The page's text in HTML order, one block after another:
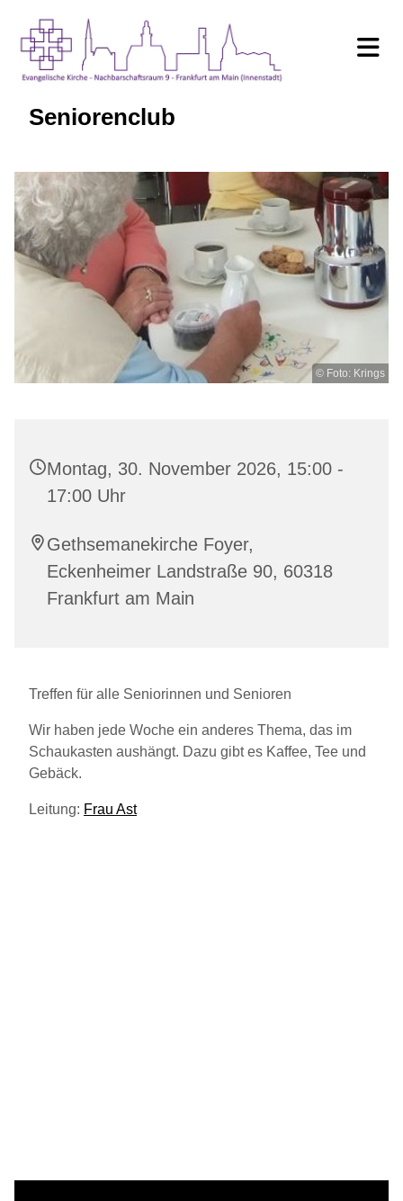
Seniorenclub
© Foto: Krings
Montag, 30. November 2026, 15:00 -
17:00 Uhr
Gethsemanekirche Foyer,
Eckenheimer Landstraße 90, 60318
Frankfurt am Main
Treffen für alle Seniorinnen und Senioren
Wir haben jede Woche ein anderes Thema, das im
Schaukasten aushängt. Dazu gibt es Kaffee, Tee und
Gebäck.
Leitung: Frau Ast